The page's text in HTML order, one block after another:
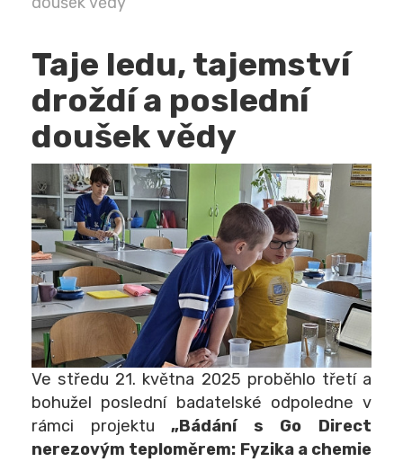
Taje ledu, tajemství
droždí a poslední
doušek vědy
Ve středu 21. května 2025 proběhlo třetí a
bohužel poslední badatelské odpoledne v
rámci projektu„Bádání s Go Direct
nerezovým teploměrem: Fyzika a chemie